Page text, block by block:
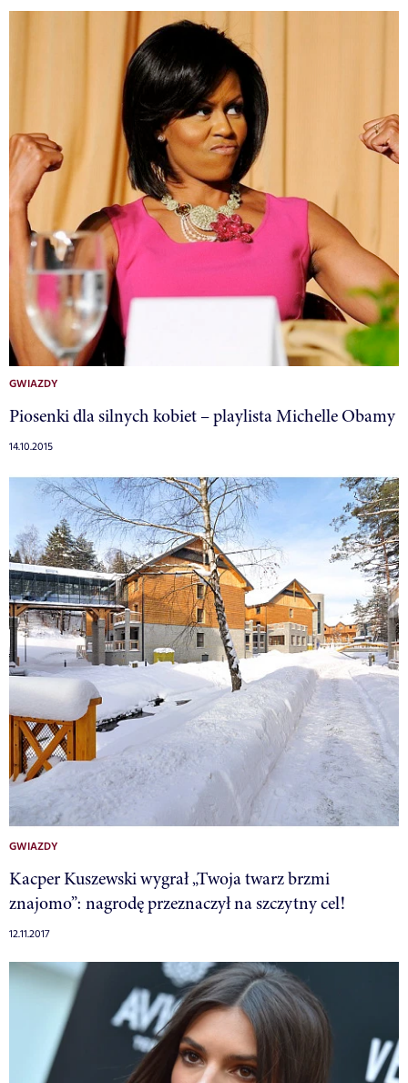
GWIAZDY
Piosenki dla silnych kobiet – playlista Michelle Obamy
14.10.2015
GWIAZDY
Kacper Kuszewski wygrał „Twoja twarz brzmi
znajomo”: nagrodę przeznaczył na szczytny cel!
12.11.2017